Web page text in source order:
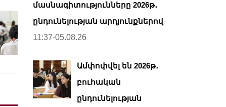
մասնագիտությունները 2026թ․
ընդունելության արդյունքներով
11:37-05.08.26
Ամփոփվել են 2026թ․
բուհական
ընդունելության